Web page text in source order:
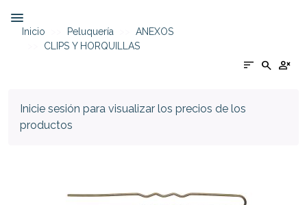
Inicio Peluquería
ANEXOS
CLIPS Y HORQUILLAS
sort search person_cancel
Inicie sesión para visualizar los precios de los
productos